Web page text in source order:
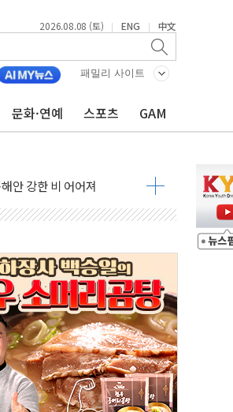
2026.08.08 (토) | ENG | 中文
패밀리 사이트
문화·연예 스포츠 GAM
현실화
치여 사망
숨져
·1명 실종
시민 연대로 목소리 내야"
숨진 채 발견
연설서 신경전 고조
野 "졸속 국정"
높은 물결